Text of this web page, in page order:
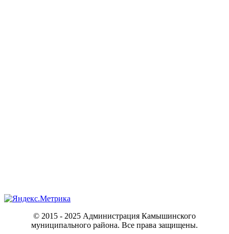
© 2015 - 2025 Администрация Камышинского
муниципального района. Все права защищены.